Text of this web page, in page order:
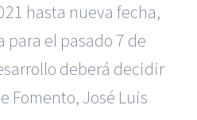
hasta nueva fecha,
el pasado 7 de
deberá decidir
Fomento, José Luis
en Alicante|Reclamación
|BGD Abogados Madrid |